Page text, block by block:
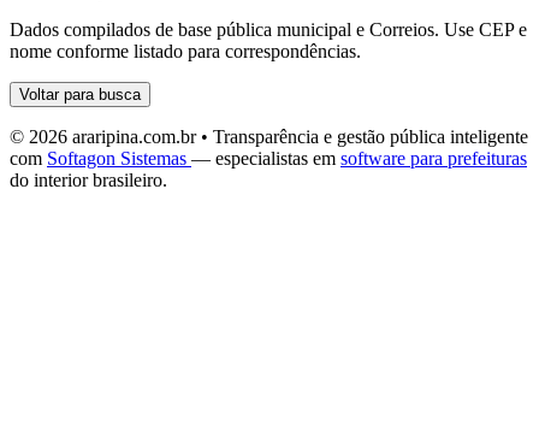
Dados compilados de base pública municipal e Correios. Use CEP e
nome conforme listado para correspondências.
Voltar para busca
© 2026 araripina.com.br • Transparência e gestão pública inteligente
com Softagon Sistemas — especialistas em software para prefeituras
do interior brasileiro.